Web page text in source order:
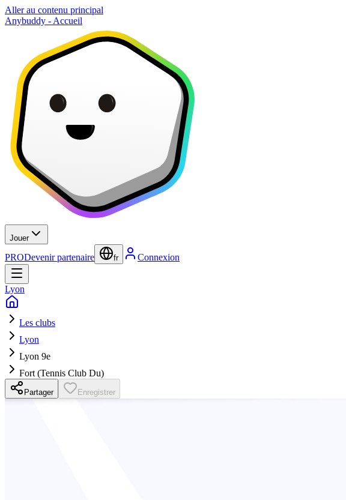
Aller au contenu principal
Anybuddy - Accueil
Jouer
PRODevenir partenaire fr Connexion
Lyon
Les clubs
Lyon
Lyon 9e
Fort (Tennis Club Du)
Partager Enregistrer